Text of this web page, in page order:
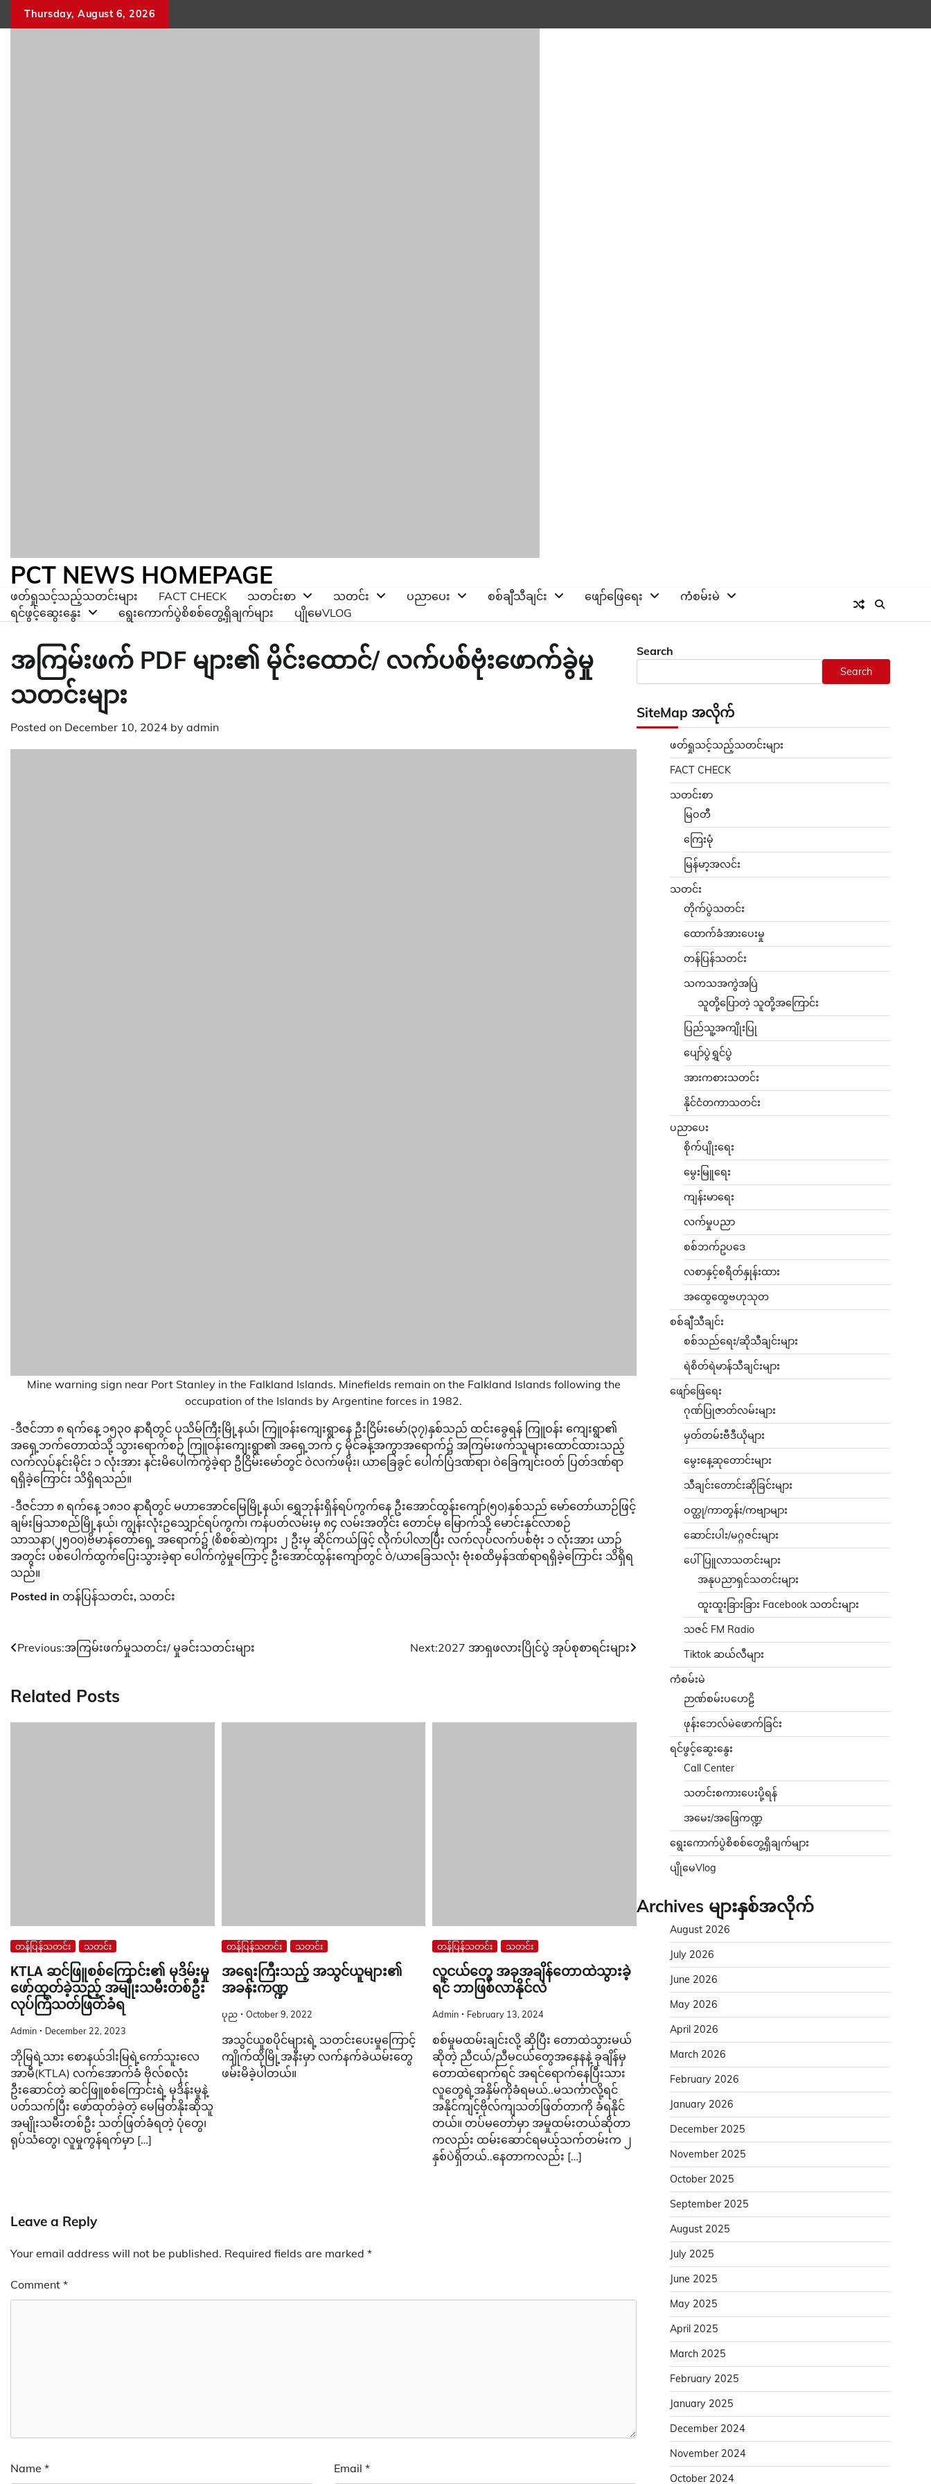
Thursday, August 6, 2026
PCT NEWS HOMEPAGE
ဖတ်ရှုသင့်သည့်သတင်းများ FACT CHECK သတင်းစာ သတင်း ပညာပေး စစ်ချီသီချင်း ဖျော်ဖြေရေး
ကံစမ်းမဲ
ရင်ဖွင့်ဆွေးနွေး
ရွေးကောက်ပွဲစိစစ်တွေ့ရှိချက်များ ပျိုမေVLOG
အကြမ်းဖက် PDF များ၏ မိုင်းထောင်/ လက်ပစ်ဗုံးဖောက်ခွဲမှု
သတင်းများ
Posted on December 10, 2024 by admin
Mine warning sign near Port Stanley in the Falkland Islands. Minefields remain on the Falkland Islands following the
occupation of the Islands by Argentine forces in 1982.
-ဒီဇင်ဘာ ၈ ရက်နေ့ ၁၅၃၀ နာရီတွင် ပုသိမ်ကြီးမြို့နယ်၊ ကြူဝန်းကျေးရွာနေ ဦးငြိမ်းမော်(၃၇)နှစ်သည် ထင်းခွေရန် ကြူဝန်း ကျေးရွာ၏
အရှေ့ဘက်တောထဲသို့ သွားရောက်စဉ် ကြူဝန်းကျေးရွာ၏ အရှေ့ဘက် ၄ မိုင်ခန့်အကွာအရောက်၌ အကြမ်းဖက်သူများထောင်ထားသည့်
လက်လုပ်နင်းမိုင်း ၁ လုံးအား နင်းမိပေါက်ကွဲခဲ့ရာ ဦငြိမ်းမော်တွင် ဝဲလက်ဖမိုး၊ ယာခြေခွင် ပေါက်ပြဲဒဏ်ရာ၊ ဝဲခြေကျင်းဝတ် ပြတ်ဒဏ်ရာ
ရရှိခဲ့ကြောင်း သိရှိရသည်။
-ဒီဇင်ဘာ ၈ ရက်နေ့ ၁၈၁၀ နာရီတွင် မဟာအောင်မြေမြို့နယ်၊ ရွှေဘုန်းရှိန်ရပ်ကွက်နေ ဦးအောင်ထွန်းကျော်(၅၀)နှစ်သည် မော်တော်ယာဉ်ဖြင့်
ချမ်းမြသာစည်မြို့နယ်၊ ကျွန်းလုံးဥသျှောင်ရပ်ကွက်၊ ကန်ပတ်လမ်းမှ ၈၄ လမ်းအတိုင်း တောင်မှ မြောက်သို့ မောင်းနှင်လာစဉ်
သာသနာ(၂၅၀၀)ဗိမာန်တော်ရှေ့ အရောက်၌ (စိစစ်ဆဲ)ကျား ၂ ဦးမှ ဆိုင်ကယ်ဖြင့် လိုက်ပါလာပြီး လက်လုပ်လက်ပစ်ဗုံး ၁ လုံးအား ယာဉ်
အတွင်း ပစ်ပေါက်ထွက်ပြေးသွားခဲ့ရာ ပေါက်ကွဲမှုကြောင့် ဦးအောင်ထွန်းကျော်တွင် ဝဲ/ယာခြေသလုံး ဗုံးစထိမှန်ဒဏ်ရာရရှိခဲ့ကြောင်း သိရှိရ
သည်။
Posted in တန်ပြန်သတင်း, သတင်း
Post
Previous:အကြမ်းဖက်မှုသတင်း/ မှုခင်းသတင်းများ Next:2027 အာရှဖလားပြိုင်ပွဲ အုပ်စုစာရင်းများ
Related Posts
တန်ပြန်သတင်း သတင်း
KTLA ဆင်ဖြူစစ်ကြောင်း၏ မုဒိမ်းမှု
ဖော်ထုတ်ခဲ့သည့် အမျိုးသမီးတစ်ဦး
လုပ်ကြံသတ်ဖြတ်ခံရ
Admin December 22, 2023
ဘိုမြရဲ့သား စောနယ်ဒါးမြရဲ့ကော်သူးလေ
အာမီ(KTLA) လက်အောက်ခံ ဗိုလ်စလုံး
ဦးဆောင်တဲ့ ဆင်ဖြူစစ်ကြောင်းရဲ့ မုဒိန်းမှုနဲ့
ပတ်သက်ပြီး ဖော်ထုတ်ခဲ့တဲ့ မေမြတ်နိုးဆိုသူ
အမျိုးသမီးတစ်ဦး သတ်ဖြတ်ခံရတဲ့ ပုံတွေ၊
ရုပ်သံတွေ၊ လူမှုကွန်ရက်မှာ […]
တန်ပြန်သတင်း သတင်း
အရေးကြီးသည့် အသွင်ယူများ၏
အခန်းကဏ္ဍ
ပုည October 9, 2022
အသွင်ယူစပိုင်များရဲ့ သတင်းပေးမှုကြောင့်
ကျိုက်ထိုမြို့အနီးမှာ လက်နက်ခဲယမ်းတွေ
ဖမ်းမိခဲ့ပါတယ်။
တန်ပြန်သတင်း သတင်း
လူငယ်တွေ အခုအချိန်တောထဲသွားခဲ့
ရင် ဘာဖြစ်လာနိုင်လဲ
Admin February 13, 2024
စစ်မှုမထမ်းချင်းလို့ ဆိုပြီး တောထဲသွားမယ်
ဆိုတဲ့ ညီငယ်/ညီမငယ်တွေအနေနနဲ့ ခုချိန်မှ
တောထဲရောက်ရင် အရင်ရောက်နေပြီးသား
လူတွေရဲ့အနှိမ်ကိုခံရမယ်..မသင်္ကာလို့ရင်
အနိုင်ကျင့်ဗိုလ်ကျသတ်ဖြတ်တာကို ခံရနိုင်
တယ်။ တပ်မတော်မှာ အမှုထမ်းတယ်ဆိုတာ
ကလည်း ထမ်းဆောင်ရမယ့်သက်တမ်းက ၂
နှစ်ပဲရှိတယ်..နေတာကလည်း […]
Leave a Reply
Your email address will not be published. Required fields are marked *
Comment *
Name * Email *
Search
Search
SiteMap အလိုက်
ဖတ်ရှုသင့်သည့်သတင်းများ
FACT CHECK
သတင်းစာ
မြဝတီ
ကြေးမုံ
မြန်မာ့အလင်း
သတင်း
တိုက်ပွဲသတင်း
ထောက်ခံအားပေးမှု
တန်ပြန်သတင်း
သကသအကွဲအပြဲ
သူတို့ပြောတဲ့ သူတို့အကြောင်း
ပြည်သူ့အကျိုးပြု
ပျော်ပွဲရွှင်ပွဲ
အားကစားသတင်း
နိုင်ငံတကာသတင်း
ပညာပေး
စိုက်ပျိုးရေး
မွေးမြူရေး
ကျန်းမာရေး
လက်မှုပညာ
စစ်ဘက်ဥပဒေ
လစာနှင့်စရိတ်နှုန်းထား
အထွေထွေဗဟုသုတ
စစ်ချီသီချင်း
စစ်သည်ရေး/ဆိုသီချင်းများ
ရဲစိတ်ရဲမာန်သီချင်းများ
ဖျော်ဖြေရေး
ဂုဏ်ပြုဇာတ်လမ်းများ
မှတ်တမ်းဗီဒီယိုများ
မွေးနေ့ဆုတောင်းများ
သီချင်းတောင်းဆိုခြင်းများ
ဝတ္ထု/ကာတွန်း/ကဗျာများ
ဆောင်းပါး/မဂ္ဂဇင်းများ
ပေါ်ပြူလာသတင်းများ
အနုပညာရှင်သတင်းများ
ထူးထူးခြားခြား Facebook သတင်းများ
သဇင် FM Radio
Tiktok ဆယ်လီများ
ကံစမ်းမဲ
ဉာဏ်စမ်းပဟေဠိ
ဖုန်းဘေလ်မဲဖောက်ခြင်း
ရင်ဖွင့်ဆွေးနွေး
Call Center
သတင်းစကားပေးပို့ရန်
အမေး/အဖြေကဏ္ဍ
ရွေးကောက်ပွဲစိစစ်တွေ့ရှိချက်များ
ပျိုမေVlog
Archives များနှစ်အလိုက်
August 2026
July 2026
June 2026
May 2026
April 2026
March 2026
February 2026
January 2026
December 2025
November 2025
October 2025
September 2025
August 2025
July 2025
June 2025
May 2025
April 2025
March 2025
February 2025
January 2025
December 2024
November 2024
October 2024